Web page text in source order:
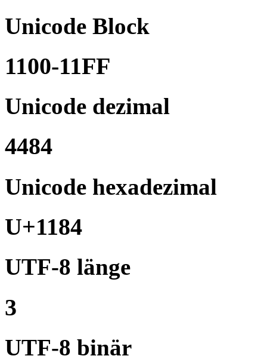
Unicode Block
1100-11FF
Unicode dezimal
4484
Unicode hexadezimal
U+1184
UTF-8 länge
3
UTF-8 binär